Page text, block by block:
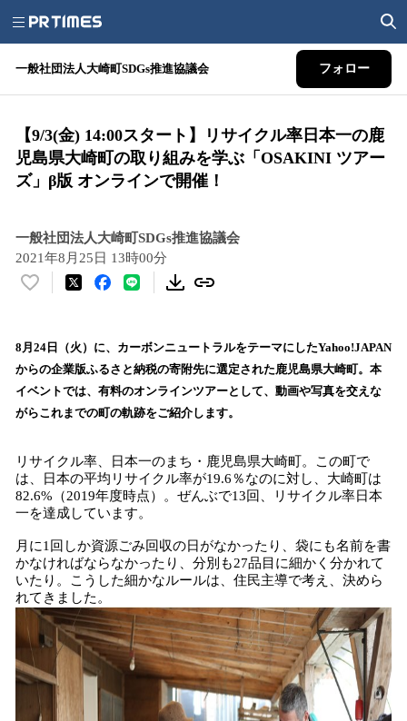
一般社団法人大崎町SDGs推進協議会 フォロー
​​【9/3(金) 14:00スタート】リサイクル率日本一の鹿
児島県大崎町の取り組みを学ぶ「OSAKINI ツアー
ズ」β版 オンラインで開催！
一般社団法人大崎町SDGs推進協議会
2021年8月25日 13時00分
い
！
数
を
読
み
中
で
す
8月24日（火）に、カーボンニュートラルをテーマにしたYahoo!JAPAN
からの企業版ふるさと納税の寄附先に選定された鹿児島県大崎町。本
イベントでは、有料のオンラインツアーとして、動画や写真を交えな
がらこれまでの町の軌跡をご紹介します。
リサイクル率、日本一のまち・鹿児島県大崎町。この町で
は、日本の平均リサイクル率が19.6％なのに対し、大崎町は
82.6%（2019年度時点）。ぜんぶで13回、リサイクル率日本
一を達成しています。
月に1回しか資源ごみ回収の日がなかったり、袋にも名前を書
かなければならなかったり、分別も27品目に細かく分かれて
いたり。こうした細かなルールは、住民主導で考え、決めら
れてきました。